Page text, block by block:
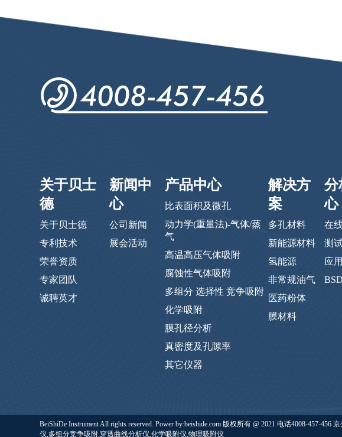
关于贝士
德
关于贝士德
专利技术
荣誉资质
专家团队
诚聘英才
新闻中
心
公司新闻
展会活动
产品中心
比表面积及微孔
动力学(重量法)-气体/蒸
气
高温高压气体吸附
腐蚀性气体吸附
多组分 选择性 竞争吸附
化学吸附
膜孔径分析
真密度及孔隙率
其它仪器
解决方
案
多孔材料
新能源材料
氢能源
非常规油气
医药粉体
膜材料
分
心
在
测
应
BeiShiDe Instrument All rights reserved. Power by:beishide.com 版权所有 @ 2021 电话4008-457-
仪,多组分竞争吸附,穿透曲线分析仪,化学吸附仪,物理吸附仪